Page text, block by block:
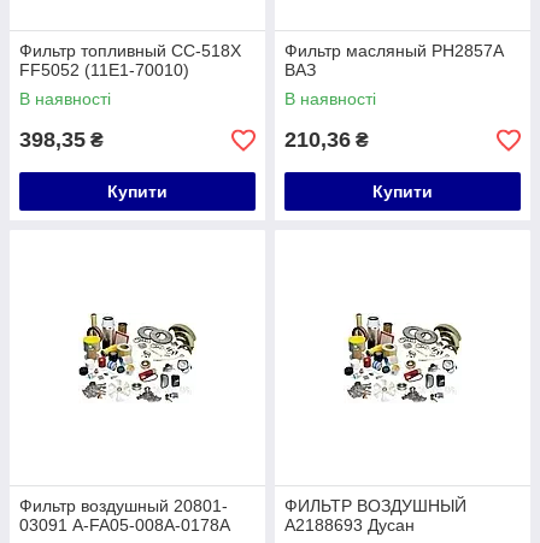
Фильтр топливный CC-518X
FF5052 (11E1-70010)
В наявності
398,35 ₴
Купити
Фильтр масляный PH2857A
ВАЗ
В наявності
210,36 ₴
Купити
Фильтр воздушный 20801-
03091 A-FA05-008A-0178A
ФИЛЬТР ВОЗДУШНЫЙ
A2188693 Дусан